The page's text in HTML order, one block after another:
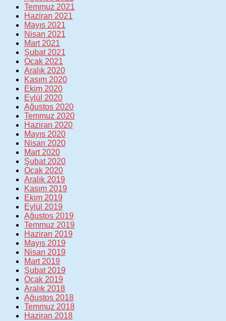
Temmuz 2021
Haziran 2021
Mayıs 2021
Nisan 2021
Mart 2021
Şubat 2021
Ocak 2021
Aralık 2020
Kasım 2020
Ekim 2020
Eylül 2020
Ağustos 2020
Temmuz 2020
Haziran 2020
Mayıs 2020
Nisan 2020
Mart 2020
Şubat 2020
Ocak 2020
Aralık 2019
Kasım 2019
Ekim 2019
Eylül 2019
Ağustos 2019
Temmuz 2019
Haziran 2019
Mayıs 2019
Nisan 2019
Mart 2019
Şubat 2019
Ocak 2019
Aralık 2018
Ağustos 2018
Temmuz 2018
Haziran 2018